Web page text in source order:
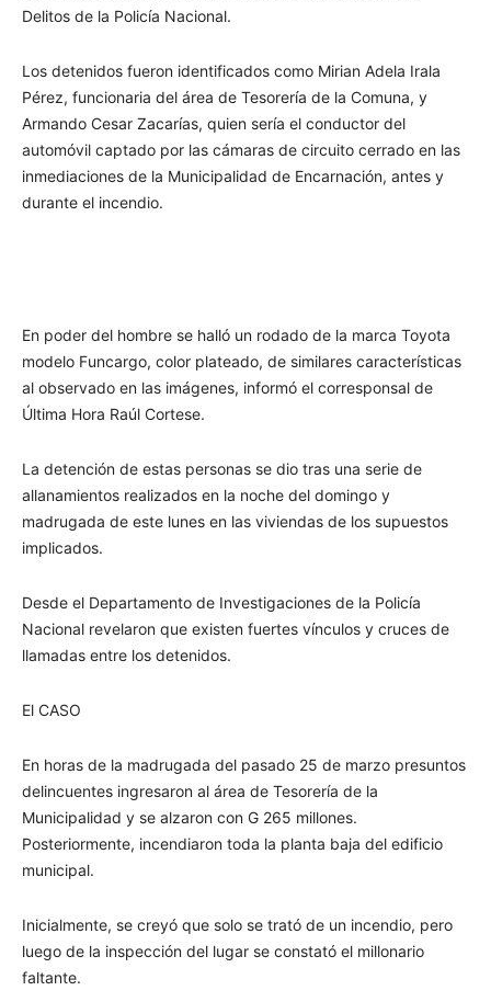
Delitos de la Policía Nacional.
Los detenidos fueron identificados como Mirian Adela Irala
Pérez, funcionaria del área de Tesorería de la Comuna, y
Armando Cesar Zacarías, quien sería el conductor del
automóvil captado por las cámaras de circuito cerrado en las
inmediaciones de la Municipalidad de Encarnación, antes y
durante el incendio.
En poder del hombre se halló un rodado de la marca Toyota
modelo Funcargo, color plateado, de similares características
al observado en las imágenes, informó el corresponsal de
Última Hora Raúl Cortese.
La detención de estas personas se dio tras una serie de
allanamientos realizados en la noche del domingo y
madrugada de este lunes en las viviendas de los supuestos
implicados.
Desde el Departamento de Investigaciones de la Policía
Nacional revelaron que existen fuertes vínculos y cruces de
llamadas entre los detenidos.
El CASO
En horas de la madrugada del pasado 25 de marzo presuntos
delincuentes ingresaron al área de Tesorería de la
Municipalidad y se alzaron con G 265 millones.
Posteriormente, incendiaron toda la planta baja del edificio
municipal.
Inicialmente, se creyó que solo se trató de un incendio, pero
luego de la inspección del lugar se constató el millonario
faltante.